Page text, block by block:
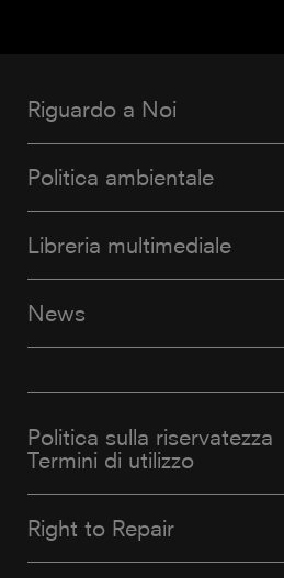
Riguardo a Noi
Politica ambientale
Libreria multimediale
News
Politica sulla riservatezza
Termini di utilizzo
Right to Repair